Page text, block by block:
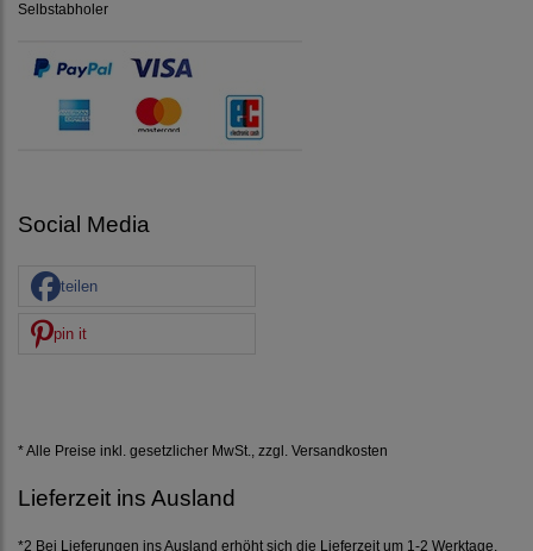
Selbstabholer
Social Media
teilen
pin it
* Alle Preise inkl. gesetzlicher MwSt., zzgl. Versandkosten
Lieferzeit ins Ausland
*2 Bei Lieferungen ins Ausland erhöht sich die Lieferzeit um 1-2 Werktage.